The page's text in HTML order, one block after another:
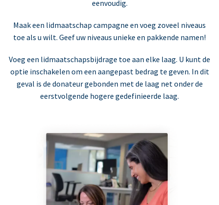
eenvoudig.
Maak een lidmaatschap campagne en voeg zoveel niveaus
toe als u wilt. Geef uw niveaus unieke en pakkende namen!
Voeg een lidmaatschapsbijdrage toe aan elke laag. U kunt de
optie inschakelen om een aangepast bedrag te geven. In dit
geval is de donateur gebonden met de laag net onder de
eerstvolgende hogere gedefinieerde laag.